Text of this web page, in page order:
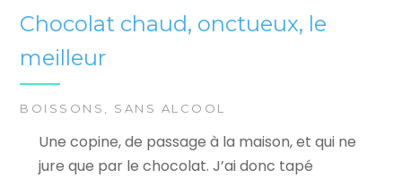
Chocolat chaud, onctueux, le
meilleur
BOISSONS , SANS ALCOOL
Une copine, de passage à la maison, et qui ne
jure que par le chocolat. J’ai donc tapé